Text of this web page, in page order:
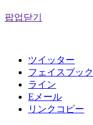
팝업닫기
ツイッター
フェイスブック
ライン
Eメール
リンクコピー